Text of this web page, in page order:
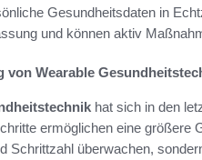
Gesundheitsdaten in
und können aktiv
von Wearable
hat sich in den
ermöglichen eine größere
Schrittzahl überwachen,